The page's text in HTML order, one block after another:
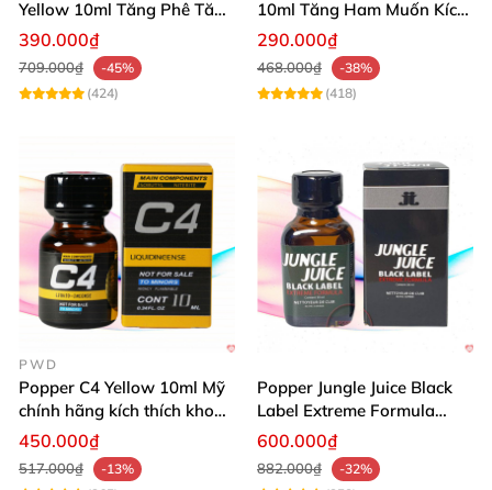
Yellow 10ml Tăng Phê Tăng
Kích Thích
390.000₫
709.000₫
-45%
(424)
10ml Tăng Ham Muốn Kích
Thích Mạnh
290.000₫
468.000₫
-38%
(418)
PWD
Popper C4 Yellow 10ml Mỹ
chính hãng kích thích khoái
cảm
450.000₫
517.000₫
-13%
Popper Jungle Juice Black
Label Extreme Formula
30ml
600.000₫
882.000₫
-32%